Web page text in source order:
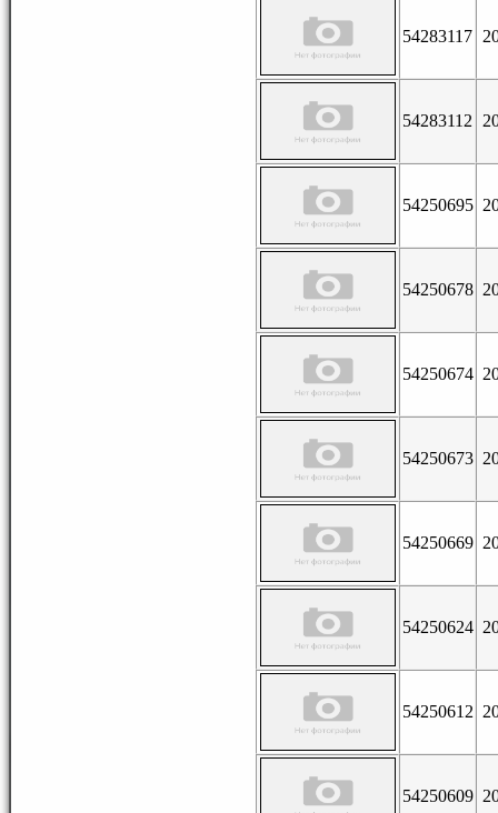
54283117
54283112
54250695
54250678
54250674
54250673
54250669
54250624
54250612
54250609